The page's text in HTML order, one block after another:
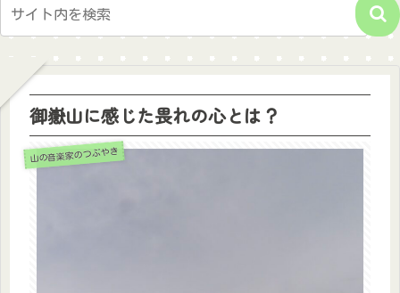
御嶽山に感じた畏れの心とは？
山の音楽家のつぶやき